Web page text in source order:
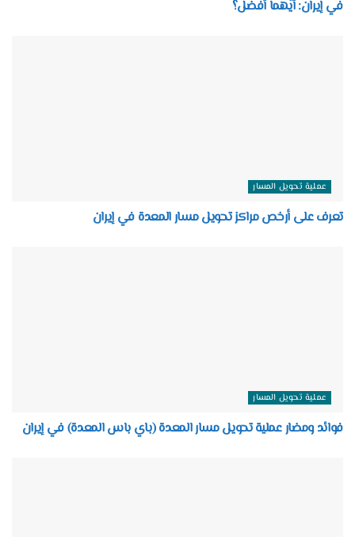
في إيران: أيّهما أفضل؟
عملية تحويل المسار
تعرف على أرخص مراكز تحويل مسار المعدة في إيران
عملية تحويل المسار
فوائد ومضار عملية تحويل مسار المعدة (باي باس المعدة) في إيران